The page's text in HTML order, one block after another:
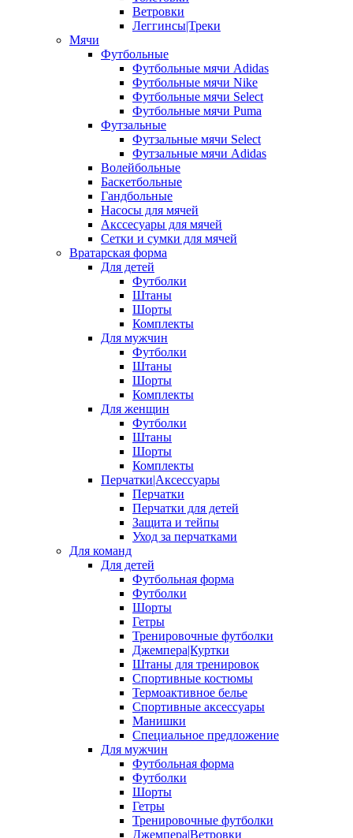
Ветровки
Леггинсы|Треки
Мячи
Футбольные
Футбольные мячи Adidas
Футбольные мячи Nike
Футбольные мячи Select
Футбольные мячи Puma
Футзальные
Футзальные мячи Select
Футзальные мячи Adidas
Волейбольные
Баскетбольные
Гандбольные
Насосы для мячей
Акссесуары для мячей
Сетки и сумки для мячей
Вратарская форма
Для детей
Футболки
Штаны
Шорты
Комплекты
Для мужчин
Футболки
Штаны
Шорты
Комплекты
Для женщин
Футболки
Штаны
Шорты
Комплекты
Перчатки|Аксессуары
Перчатки
Перчатки для детей
Защита и тейпы
Уход за перчатками
Для команд
Для детей
Футбольная форма
Футболки
Шорты
Гетры
Тренировочные футболки
Джемпера|Куртки
Штаны для тренировок
Спортивные костюмы
Термоактивное белье
Спортивные аксессуары
Манишки
Специальное предложение
Для мужчин
Футбольная форма
Футболки
Шорты
Гетры
Тренировочные футболки
Джемпера|Ветровки